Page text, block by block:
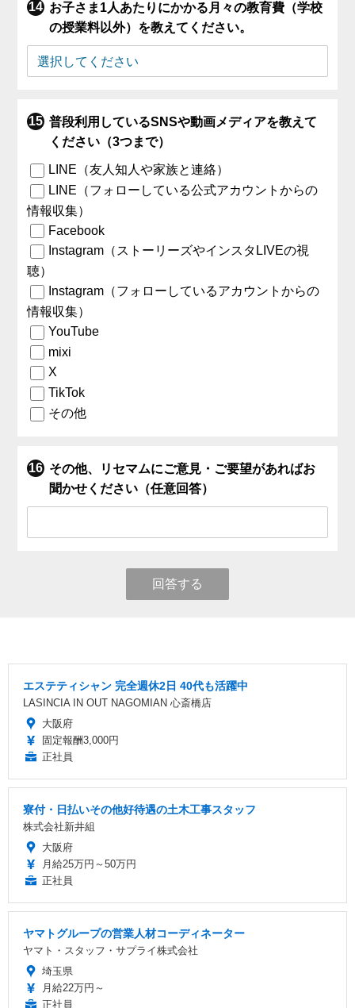
お子さま1人あたりにかかる月々の教育費（学校
の授業料以外）を教えてください。
普段利用しているSNSや動画メディアを教えて
ください（3つまで）
LINE（友人知人や家族と連絡）
LINE（フォローしている公式アカウントからの
情報収集）
Facebook
Instagram（ストーリーズやインスタLIVEの視
聴）
Instagram（フォローしているアカウントからの
情報収集）
YouTube
mixi
X
TikTok
その他
その他、リセマムにご意見・ご要望があればお
聞かせください（任意回答）
回答する
エステティシャン 完全週休2日 40代も活躍中
LASINCIA IN OUT NAGOMIAN 心斎橋店
大阪府
固定報酬3,000円
正社員
寮付・日払いその他好待遇の土木工事スタッフ
株式会社新井組
大阪府
月給25万円～50万円
正社員
ヤマトグループの営業人材コーディネーター
ヤマト・スタッフ・サプライ株式会社
埼玉県
月給22万円～
正社員